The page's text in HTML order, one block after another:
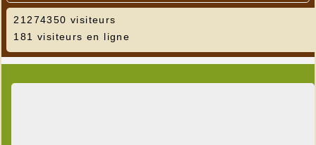
21274350 visiteurs
181 visiteurs en ligne